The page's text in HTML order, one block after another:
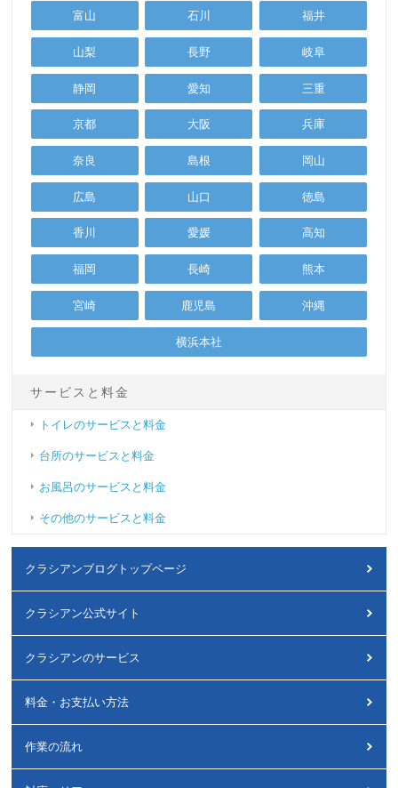
富山 石川 福井
山梨 長野 岐阜
静岡 愛知 三重
京都 大阪 兵庫
奈良 島根 岡山
広島 山口 徳島
香川 愛媛 高知
福岡 長崎 熊本
宮崎 鹿児島 沖縄
横浜本社
サービスと料金
トイレのサービスと料金
台所のサービスと料金
お風呂のサービスと料金
その他のサービスと料金
クラシアンブログトップページ
クラシアン公式サイト
クラシアンのサービス
料金・お支払い方法
作業の流れ